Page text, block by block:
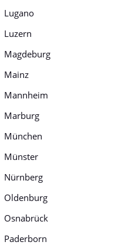
Lugano
Luzern
Magdeburg
Mainz
Mannheim
Marburg
München
Münster
Nürnberg
Oldenburg
Osnabrück
Paderborn